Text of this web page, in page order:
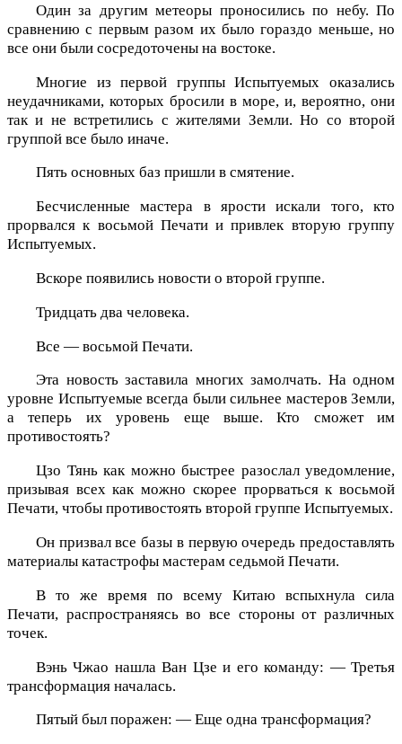
Один за другим метеоры проносились по небу. По
сравнению с первым разом их было гораздо меньше, но
все они были сосредоточены на востоке.
Многие из первой группы Испытуемых оказались
неудачниками, которых бросили в море, и, вероятно, они
так и не встретились с жителями Земли. Но со второй
группой все было иначе.
Пять основных баз пришли в смятение.
Бесчисленные мастера в ярости искали того, кто
прорвался к восьмой Печати и привлек вторую группу
Испытуемых.
Вскоре появились новости о второй группе.
Тридцать два человека.
Все — восьмой Печати.
Эта новость заставила многих замолчать. На одном
уровне Испытуемые всегда были сильнее мастеров Земли,
а теперь их уровень еще выше. Кто сможет им
противостоять?
Цзо Тянь как можно быстрее разослал уведомление,
призывая всех как можно скорее прорваться к восьмой
Печати, чтобы противостоять второй группе Испытуемых.
Он призвал все базы в первую очередь предоставлять
материалы катастрофы мастерам седьмой Печати.
В то же время по всему Китаю вспыхнула сила
Печати, распространяясь во все стороны от различных
точек.
Вэнь Чжао нашла Ван Цзе и его команду: — Третья
трансформация началась.
Пятый был поражен: — Еще одна трансформация?